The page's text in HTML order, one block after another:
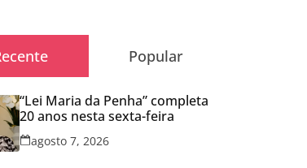
Popular
“Lei Maria da Penha” completa
20 anos nesta sexta-feira
agosto 7, 2026